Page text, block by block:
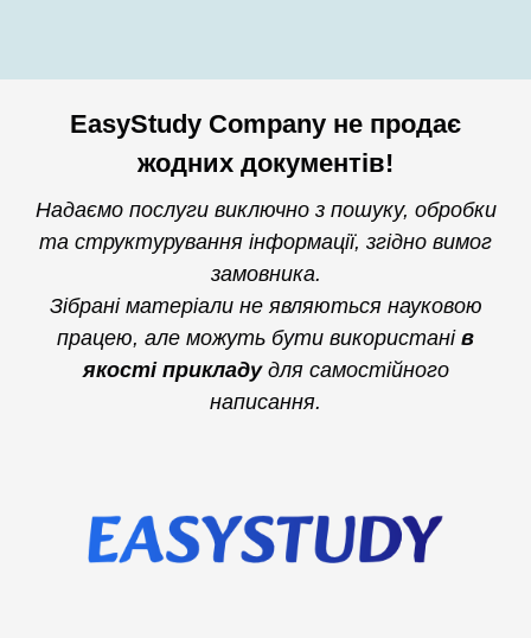
EasyStudy Company не продає
жодних документів!
Надаємо послуги виключно з пошуку, обробки
та структурування інформації, згідно вимог
замовника.
Зібрані матеріали не являються науковою
працею, але можуть бути використані в
якості прикладудля самостійного
написання.